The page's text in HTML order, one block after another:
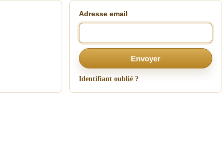
Adresse email
Envoyer
Identifiant oublié ?